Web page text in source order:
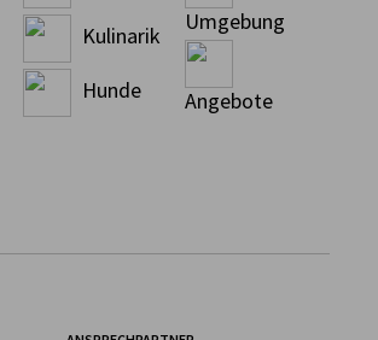
Kulinarik
Hunde
Umgebung
Angebote